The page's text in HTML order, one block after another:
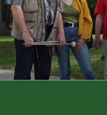
Zum
Inhalt
springen